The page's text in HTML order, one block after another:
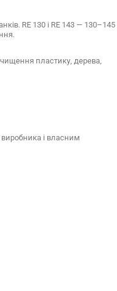
RE 130 і RE 143 — 130–145
пластику, дерева,
і власним